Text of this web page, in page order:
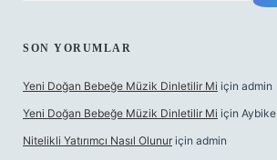
SON YORUMLAR
Yeni Doğan Bebeğe Müzik Dinletilir Mi için admin
Yeni Doğan Bebeğe Müzik Dinletilir Mi için Aybike
Nitelikli Yatırımcı Nasıl Olunur için admin